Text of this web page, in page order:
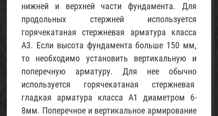
нижней и верхней части фундамента. Для
продольных стержней используется
горячекатаная стержневая арматура класса
А3. Если высота фундамента больше 150 мм,
то необходимо установить вертикальную и
поперечную арматуру. Для нее обычно
используется горячекатаная стержневая
гладкая арматура класса А1 диаметром 6-
8мм. Поперечное и вертикальное армирование